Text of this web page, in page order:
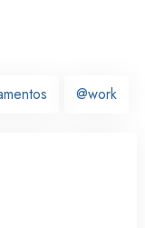
@work